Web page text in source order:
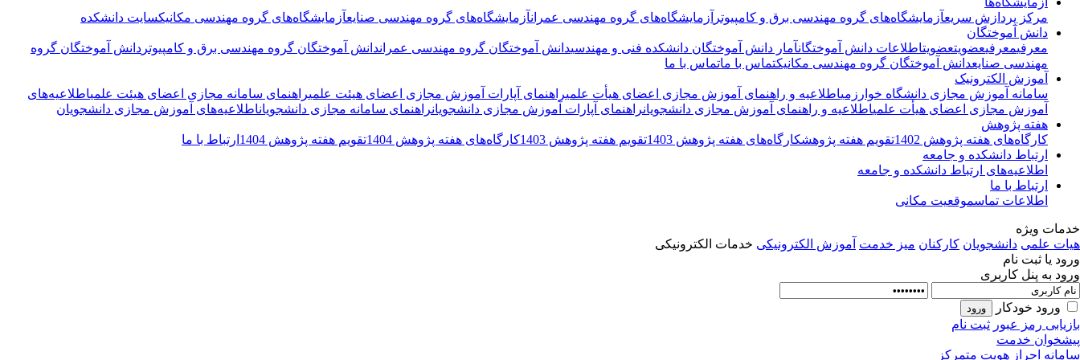
مرکز پردازش سریعآزمایشگاه‌های گروه مهندسی برق و کامپیوتر آزمایشگاه‌های گروه مهندسی عمرانآزمایشگاه‌های گروه مهندسی صنایعآزمایشگاه‌های گروه مهندسی مکانیکسایت دانشکده
دانش آموختگان
معرفیمعرفیعضویتعضویتاطلاعات دانش آموختگانآمار دانش آموختگان دانشکده فنی و مهندسیدانش آموختگان گروه مهندسی عمراندانش آموختگان گروه مهندسی برق و کامپیوتر دانش آموختگان گروه
مهندسی صنایعدانش آموختگان گروه مهندسی مکانیکتماس با ماتماس با ما
آموزش الکترونیک
سامانه آموزش مجازی دانشگاه خوارزمیاطلاعیه و راهنمای آموزش مجازی اعضای هیأت علمیراهنمای آپارات آموزش مجازی اعضای هیئت علمیراهنمای سامانه مجازی اعضای هیئت علمیاطلاعیه‌‌های
آموزش مجازی اعضای هیأت علمیاطلاعیه و راهنمای آموزش مجازی دانشجویانراهنمای آپارات آموزش مجازی دانشجویانراهنمای سامانه مجازی دانشجویاناطلاعیه‌‌های آموزش مجازی دانشجویان
هفته پژوهش
کارگاه‌های هفته پژوهش 1402
تقویم هفته پژوهشکارگاه‌های هفته پژوهش 1403 تقویم هفته پژوهش 1403 کارگاه‌های هفته پژوهش 1404 تقویم هفته پژوهش 1404
ارتباط با ما
ارتباط دانشکده و جامعه
اطلاعیه‌های ارتباط دانشکده و جامعه
ارتباط با ما
اطلاعات تماسموقعیت مکانی
خدمات ویژه
هیات علمی دانشجویان کارکنان میز خدمت آموزش الکترونیکی خدمات الکترونیکی
ورود یا ثبت نام
ورود به پنل کاربری
ورود خودکار
بازیابی رمز عبور ثبت نام
پیشخوان خدمت
سامانه احراز هویت متمرکز